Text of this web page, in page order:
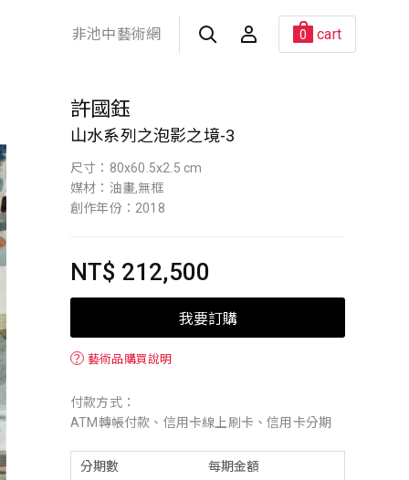
非池中藝術網 0 cart
許國鈺
山水系列之泡影之境-3
尺寸：80x60.5x2.5 cm
媒材：油畫,無框
創作年份：2018
NT$ 212,500
我要訂購
？ 藝術品購買說明
付款方式：
ATM轉帳付款、信用卡線上刷卡、信用卡分期
分期數 每期金額